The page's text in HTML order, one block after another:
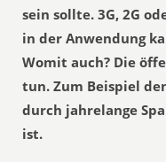
sein sollte. 3G, 2G
in der Anwendung
Womit auch? Die
tun. Zum Beispiel
durch jahrelange
ist.